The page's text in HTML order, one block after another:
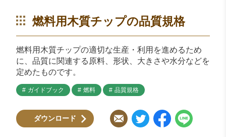
燃料用木質チップの品質規格
燃料用木質チップの適切な生産・利用を進めるため
に、品質に関連する原料、形状、大きさや水分などを
定めたものです。
ガイドブック 燃料 品質規格
ダウンロード